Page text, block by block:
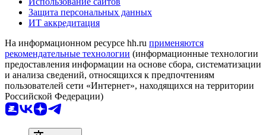
Защита персональных данных
ИТ аккредитация
На информационном ресурсе hh.ru применяются
рекомендательные технологии (информационные технологии
предоставления информации на основе сбора, систематизации
и анализа сведений, относящихся к предпочтениям
пользователей сети «Интернет», находящихся на территории
Российской Федерации)